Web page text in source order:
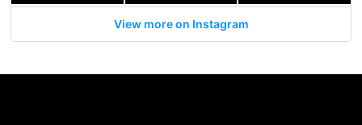
View more on Instagram